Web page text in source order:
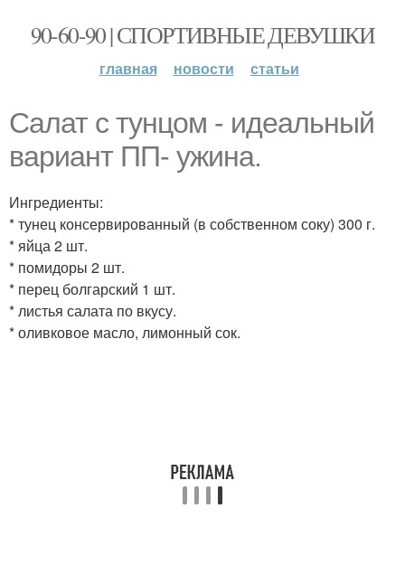
90-60-90 | СПОРТИВНЫЕ ДЕВУШКИ
главная новости статьи
Салат с тунцом - идеальный
вариант ПП- ужина.
Ингредиенты:
* тунец консервированный (в собственном соку) 300 г.
* яйца 2 шт.
* помидоры 2 шт.
* перец болгарский 1 шт.
* листья салата по вкусу.
* оливковое масло, лимонный сок.